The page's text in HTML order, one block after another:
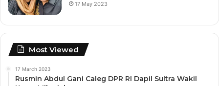
17 May 2023
Most Viewed
17 March 2023
Rusmin Abdul Gani Caleg DPR RI Dapil Sultra Wakil